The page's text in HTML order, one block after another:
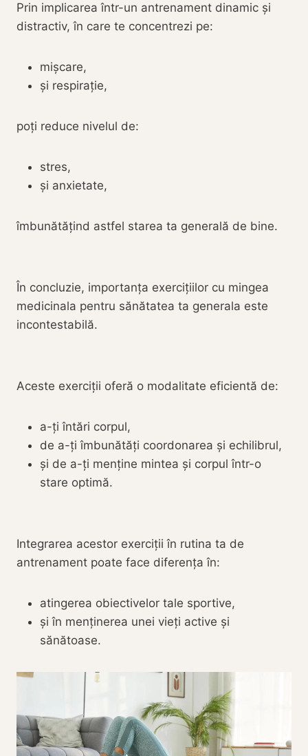
Prin implicarea într-un antrenament dinamic și
distractiv, în care te concentrezi pe:
mișcare,
și respirație,
poți reduce nivelul de:
stres,
și anxietate,
îmbunătățind astfel starea ta generală de bine.
În concluzie, importanța exercițiilor cu mingea
medicinala pentru sănătatea ta generala este
incontestabilă.
Aceste exerciții oferă o modalitate eficientă de:
a-ți întări corpul,
de a-ți îmbunătăți coordonarea și echilibrul,
și de a-ți menține mintea și corpul într-o
stare optimă.
Integrarea acestor exerciții în rutina ta de
antrenament poate face diferența în:
atingerea obiectivelor tale sportive,
și în menținerea unei vieți active și
sănătoase.